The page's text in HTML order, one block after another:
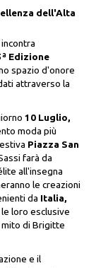
dell'Alta
Edizione
spazio d'onore
attraverso la
10 Luglio,
moda più
Piazza San
farà da
all'insegna
le creazioni
da Italia,
loro esclusive
mito di Brigitte
e il